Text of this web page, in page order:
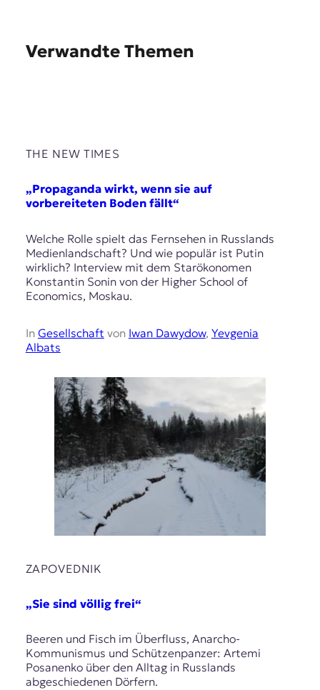
Verwandte Themen
THE NEW TIMES
„Propaganda wirkt, wenn sie auf
vorbereiteten Boden fällt“
Welche Rolle spielt das Fernsehen in Russlands
Medienlandschaft? Und wie populär ist Putin
wirklich? Interview mit dem Starökonomen
Konstantin Sonin von der Higher School of
Economics, Moskau.
In Gesellschaft von Iwan Dawydow, Yevgenia
Albats
ZAPOVEDNIK
„Sie sind völlig frei“
Beeren und Fisch im Überfluss, Anarcho-
Kommunismus und Schützenpanzer: Artemi
Posanenko über den Alltag in Russlands
abgeschiedenen Dörfern.